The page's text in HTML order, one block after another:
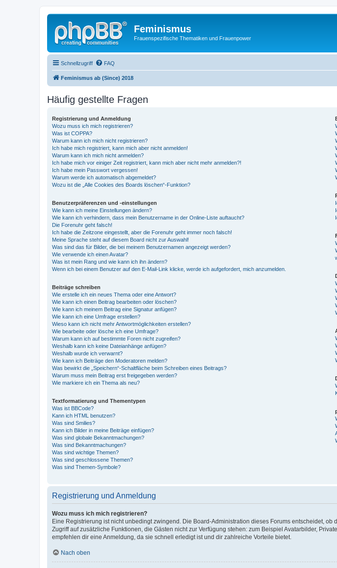
Feminismus
Frauenspezifische Thematiken und Frauenpower
Schnellzugriff FAQ
Feminismus ab (Since) 2018
Häufig gestellte Fragen
Registrierung und Anmeldung
Wozu muss ich mich registrieren?
Was ist COPPA?
Warum kann ich mich nicht registrieren?
Ich habe mich registriert, kann mich aber nicht anmelden!
Warum kann ich mich nicht anmelden?
Ich habe mich vor einiger Zeit registriert, kann mich aber nicht mehr anmelden?!
Ich habe mein Passwort vergessen!
Warum werde ich automatisch abgemeldet?
Wozu ist die „Alle Cookies des Boards löschen“-Funktion?
Benutzerpräferenzen und -einstellungen
Wie kann ich meine Einstellungen ändern?
Wie kann ich verhindern, dass mein Benutzername in der Online-Liste auftaucht?
Die Forenuhr geht falsch!
Ich habe die Zeitzone eingestellt, aber die Forenuhr geht immer noch falsch!
Meine Sprache steht auf diesem Board nicht zur Auswahl!
Was sind das für Bilder, die bei meinem Benutzernamen angezeigt werden?
Wie verwende ich einen Avatar?
Was ist mein Rang und wie kann ich ihn ändern?
Wenn ich bei einem Benutzer auf den E-Mail-Link klicke, werde ich aufgefordert, mich anzumelden.
Beiträge schreiben
Wie erstelle ich ein neues Thema oder eine Antwort?
Wie kann ich einen Beitrag bearbeiten oder löschen?
Wie kann ich meinem Beitrag eine Signatur anfügen?
Wie kann ich eine Umfrage erstellen?
Wieso kann ich nicht mehr Antwortmöglichkeiten erstellen?
Wie bearbeite oder lösche ich eine Umfrage?
Warum kann ich auf bestimmte Foren nicht zugreifen?
Weshalb kann ich keine Dateianhänge anfügen?
Weshalb wurde ich verwarnt?
Wie kann ich Beiträge den Moderatoren melden?
Was bewirkt die „Speichern“-Schaltfläche beim Schreiben eines Beitrags?
Warum muss mein Beitrag erst freigegeben werden?
Wie markiere ich ein Thema als neu?
Textformatierung und Thementypen
Was ist BBCode?
Kann ich HTML benutzen?
Was sind Smilies?
Kann ich Bilder in meine Beiträge einfügen?
Was sind globale Bekanntmachungen?
Was sind Bekanntmachungen?
Was sind wichtige Themen?
Was sind geschlossene Themen?
Was sind Themen-Symbole?
Registrierung und Anmeldung
Wozu muss ich mich registrieren?
Eine Registrierung ist nicht unbedingt zwingend. Die Board-Administration dieses Forums entscheidet,
Zugriff auf zusätzliche Funktionen, die Gästen nicht zur Verfügung stehen: zum Beispiel Avatarbilder,
empfehlen dir eine Anmeldung, da sie schnell erledigt ist und dir zahlreiche Vorteile bietet.
Nach oben